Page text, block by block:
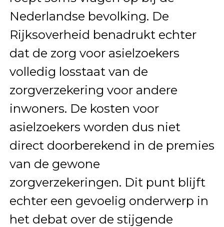
Nederlandse bevolking. De
Rijksoverheid benadrukt echter
dat de zorg voor asielzoekers
volledig losstaat van de
zorgverzekering voor andere
inwoners. De kosten voor
asielzoekers worden dus niet
direct doorberekend in de premies
van de gewone
zorgverzekeringen. Dit punt blijft
echter een gevoelig onderwerp in
het debat over de stijgende